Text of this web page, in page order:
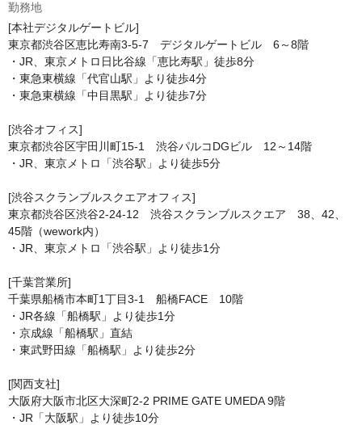
勤務地
[本社デジタルゲートビル]
東京都渋谷区恵比寿南3-5-7　デジタルゲートビル　6～8階
・JR、東京メトロ日比谷線「恵比寿駅」徒歩8分
・東急東横線「代官山駅」より徒歩4分
・東急東横線「中目黒駅」より徒歩7分
[渋谷オフィス]
東京都渋谷区宇田川町15-1　渋谷パルコDGビル　12～14階
・JR、東京メトロ「渋谷駅」より徒歩5分
[渋谷スクランブルスクエアオフィス]
東京都渋谷区渋谷2-24-12　渋谷スクランブルスクエア　38、42、
45階（wework内）
・JR、東京メトロ「渋谷駅」より徒歩1分
[千葉営業所]
千葉県船橋市本町1丁目3-1　船橋FACE　10階
・JR各線「船橋駅」より徒歩1分
・京成線「船橋駅」直結
・東武野田線「船橋駅」より徒歩2分
[関西支社]
大阪府大阪市北区大深町2-2 PRIME GATE UMEDA 9階
・JR「大阪駅」より徒歩10分